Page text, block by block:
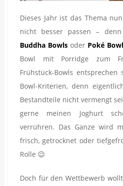
Dieses Jahr ist das Thema
nicht besser passen –
Buddha Bowls oder Poké
Bowl mit Porridge zum
Frühstück-Bowls entsprechen
Bowl-Kriterien, denn
Bestandteile nicht vermengt
gerne meinen Joghurt
verrühren. Das Ganze wird
frisch, getrocknet oder
Rolle 😉
Doch für den Wettbewerb